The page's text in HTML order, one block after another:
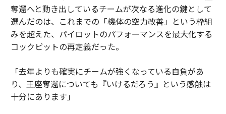
奪還へと動き出しているチームが次なる進化の鍵として
選んだのは、これまでの「機体の空力改善」という枠組
みを超えた、パイロットのパフォーマンスを最大化する
コックピットの再定義だった。
「去年よりも確実にチームが強くなっている自負があ
り、王座奪還についても『いけるだろう』という感触は
十分にあります」